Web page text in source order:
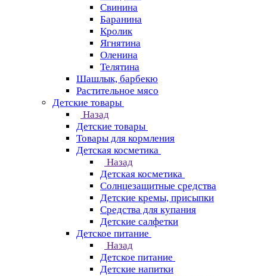
Свинина
Баранина
Кролик
Ягнятина
Оленина
Телятина
Шашлык, барбекю
Растительное мясо
Детские товары
Назад
Детские товары
Товары для кормления
Детская косметика
Назад
Детская косметика
Солнцезащитные средства
Детские кремы, присыпки
Средства для купания
Детские салфетки
Детское питание
Назад
Детское питание
Детские напитки